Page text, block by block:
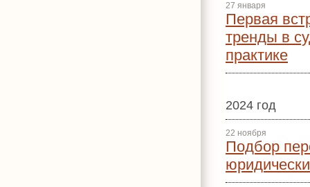
27 января
Первая
тренды в
практике
2024 год
22 ноября
Подбор